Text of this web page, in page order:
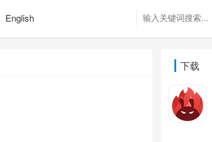
English
下载